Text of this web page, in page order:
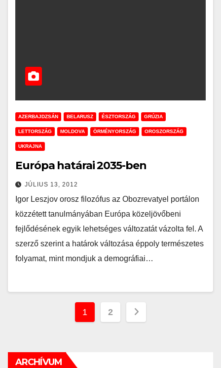
AZERBAJDZSÁN BELARUSZ ÉSZTORSZÁG GRÚZIA
LETTORSZÁG MOLDOVA ÖRMÉNYORSZÁG OROSZORSZÁG
UKRAJNA
Európa határai 2035-ben
JÚLIUS 13, 2012
Igor Leszjov orosz filozófus az Obozrevatyel portálon
közzétett tanulmányában Európa közeljövőbeni
fejlődésének egyik lehetséges változatát vázolta fel. A
szerző szerint a határok változása éppoly természetes
folyamat, mint mondjuk a demográfiai…
Bejegyzés
1 2
ARCHÍVUM